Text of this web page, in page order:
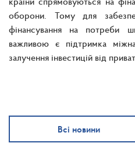
оборони. Тому для
фінансування на потреби
важливою є підтримка
залучення інвестицій від
Всі новини